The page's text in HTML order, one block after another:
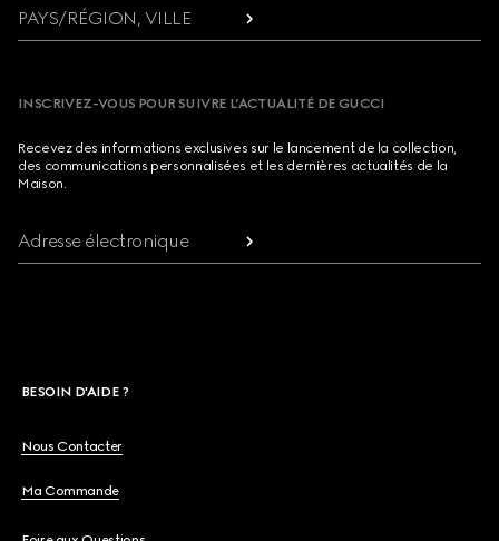
PAYS/RÉGION, VILLE
INSCRIVEZ-VOUS POUR SUIVRE L’ACTUALITÉ DE GUCCI
Recevez des informations exclusives sur le lancement de la collection,
des communications personnalisées et les dernières actualités de la
Maison.
Adresse électronique
BESOIN D'AIDE ?
Nous Contacter
Ma Commande